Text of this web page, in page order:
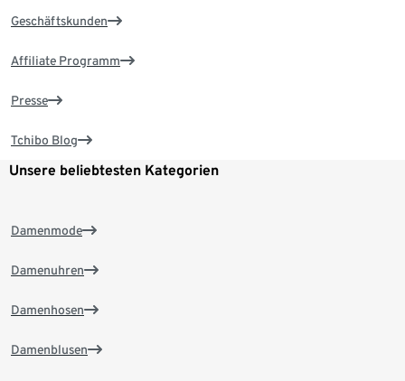
Geschäftskunden
Affiliate Programm
Presse
Tchibo Blog
Unsere beliebtesten Kategorien
Damenmode
Damenuhren
Damenhosen
Damenblusen